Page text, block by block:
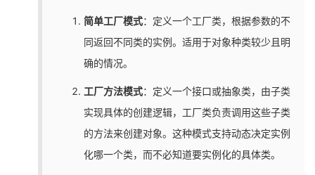
简单工厂模式：定义一个工厂类，根据参数的不
同返回不同类的实例。适用于对象种类较少且明
确的情况。
工厂方法模式：定义一个接口或抽象类，由子类
实现具体的创建逻辑，工厂类负责调用这些子类
的方法来创建对象。这种模式支持动态决定实例
化哪一个类，而不必知道要实例化的具体类。